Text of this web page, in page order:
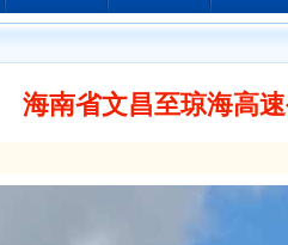
海南省文昌至琼海高